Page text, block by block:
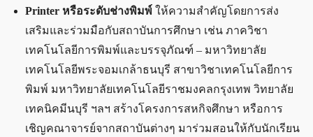
Printer หรือระดับช่างพิมพ์ ให้ความสำคัญโดยการส่ง
เสริมและร่วมมือกับสถาบันการศึกษา เช่น ภาควิชา
เทคโนโลยีการพิมพ์และบรรจุภัณฑ์ – มหาวิทยาลัย
เทคโนโลยีพระจอมเกล้าธนบุรี สาขาวิชาเทคโนโลยีการ
พิมพ์ มหาวิทยาลัยเทคโนโลยีราชมงคลกรุงเทพ วิทยาลัย
เทคนิคมีนบุรี ฯลฯ สร้างโครงการสหกิจศึกษา หรือการ
เชิญคณาจารย์จากสถาบันต่างๆ มาร่วมสอนให้กับนักเรียน